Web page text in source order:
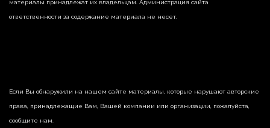
материалы принадлежат их владельцам. Администрация сайта
ответственности за содержание материала не несет.
Если Вы обнаружили на нашем сайте материалы, которые нарушают авторские
права, принадлежащие Вам, Вашей компании или организации, пожалуйста,
сообщите нам.